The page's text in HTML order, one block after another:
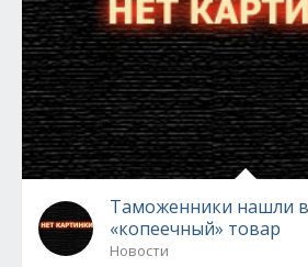
Таможенники нашли
«копеечный» товар
Новости